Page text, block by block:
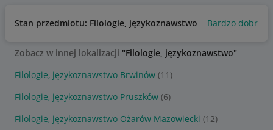
Stan przedmiotu: Filologie, językoznawstwo Bardzo dobry
Zobacz w innej lokalizacji "Filologie, językoznawstwo"
Filologie, językoznawstwo Brwinów (11)
Filologie, językoznawstwo Pruszków (6)
Filologie, językoznawstwo Ożarów Mazowiecki (12)